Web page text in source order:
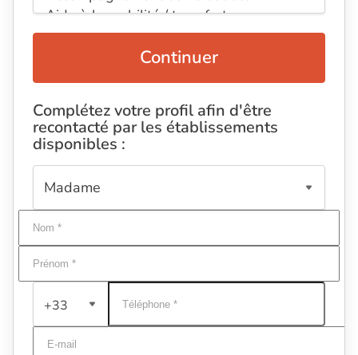
Continuer
Complétez votre profil afin d'être
recontacté par les établissements
disponibles :
+33